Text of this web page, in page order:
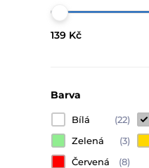
139 Kč
Barva
Bílá (22)
Zelená
(3)
Červená
(8)